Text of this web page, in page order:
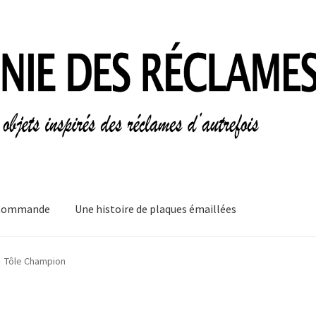
Une histoire de plaques émaillées
Informations légales
Tôle Champion